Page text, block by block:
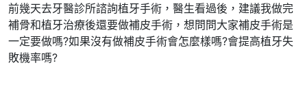
前幾天去牙醫診所諮詢植牙手術，醫生看過後，建議我做完
補骨和植牙治療後還要做補皮手術，想問問大家補皮手術是
一定要做嗎?如果沒有做補皮手術會怎麼樣嗎?會提高植牙失
敗機率嗎?